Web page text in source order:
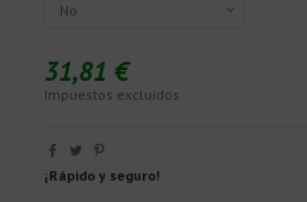
31,81 €
Impuestos excluidos
¡Rápido y seguro!